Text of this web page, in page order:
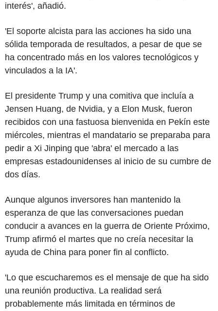
interés', añadió.
'El soporte alcista para las acciones ha sido una
sólida temporada de resultados, a pesar de que se
ha concentrado más en los valores tecnológicos y
vinculados a la IA'.
El presidente Trump y una comitiva que incluía a
Jensen Huang, de Nvidia, y a Elon Musk, fueron
recibidos con una fastuosa bienvenida en Pekín este
miércoles, mientras el mandatario se preparaba para
pedir a Xi Jinping que 'abra' el mercado a las
empresas estadounidenses al inicio de su cumbre de
dos días.
Aunque algunos inversores han mantenido la
esperanza de que las conversaciones puedan
conducir a avances en la guerra de Oriente Próximo,
Trump afirmó el martes que no creía necesitar la
ayuda de China para poner fin al conflicto.
'Lo que escucharemos es el mensaje de que ha sido
una reunión productiva. La realidad será
probablemente más limitada en términos de